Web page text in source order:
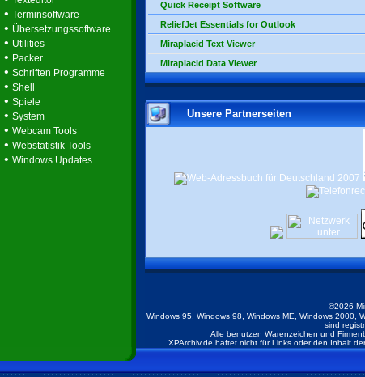
• Terminsoftware
• Übersetzungssoftware
• Utilities
• Packer
• Schriften Programme
• Shell
• Spiele
• System
• Webcam Tools
• Webstatistik Tools
• Windows Updates
Quick Receipt Software
ReliefJet Essentials for Outlook
Miraplacid Text Viewer
Miraplacid Data Viewer
Unsere Partnerseiten
©2026
Windows 95, Windows 98, Windows ME, Windows 2000,
sind
Alle benutzen Warenzeichen und
XPArchiv.de haftet nicht für Links oder den Inhalt